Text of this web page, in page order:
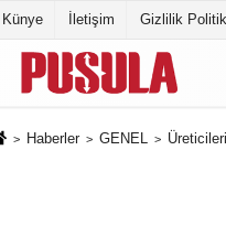
Künye İletişim Gizlilik
Haberler GENEL